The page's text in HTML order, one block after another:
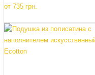
от 735 грн.